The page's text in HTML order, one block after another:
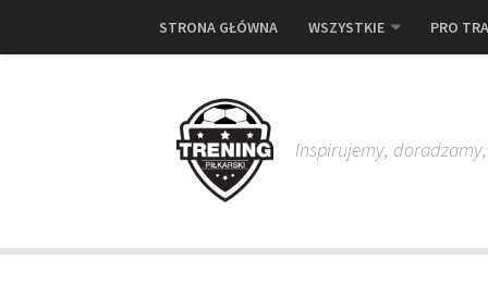
STRONA GŁÓWNA WSZYSTKIE PRO
Inspirujemy,